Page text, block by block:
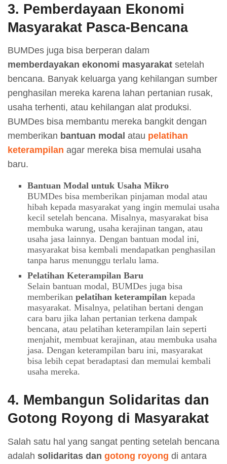
3. Pemberdayaan Ekonomi
Masyarakat Pasca-Bencana
BUMDes juga bisa berperan dalam
memberdayakan ekonomi masyarakat setelah
bencana. Banyak keluarga yang kehilangan sumber
penghasilan mereka karena lahan pertanian rusak,
usaha terhenti, atau kehilangan alat produksi.
BUMDes bisa membantu mereka bangkit dengan
memberikan bantuan modal atau pelatihan
keterampilan agar mereka bisa memulai usaha
baru.
Bantuan Modal untuk Usaha Mikro
BUMDes bisa memberikan pinjaman modal atau
hibah kepada masyarakat yang ingin memulai usaha
kecil setelah bencana. Misalnya, masyarakat bisa
membuka warung, usaha kerajinan tangan, atau
usaha jasa lainnya. Dengan bantuan modal ini,
masyarakat bisa kembali mendapatkan penghasilan
tanpa harus menunggu terlalu lama.
Pelatihan Keterampilan Baru
Selain bantuan modal, BUMDes juga bisa
memberikan pelatihan keterampilankepada
masyarakat. Misalnya, pelatihan bertani dengan
cara baru jika lahan pertanian terkena dampak
bencana, atau pelatihan keterampilan lain seperti
menjahit, membuat kerajinan, atau membuka usaha
jasa. Dengan keterampilan baru ini, masyarakat
bisa lebih cepat beradaptasi dan memulai kembali
usaha mereka.
4. Membangun Solidaritas dan
Gotong Royong di Masyarakat
Salah satu hal yang sangat penting setelah bencana
adalah solidaritas dan gotong royong di antara